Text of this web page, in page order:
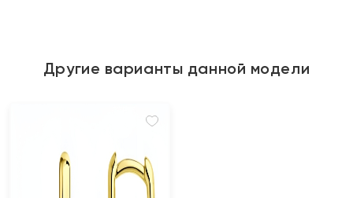
Другие варианты данной модели